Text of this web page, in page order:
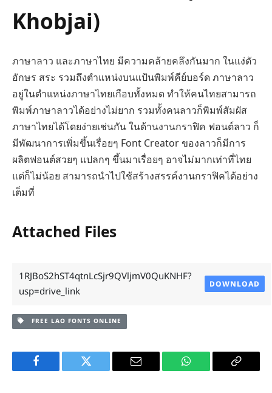
Khobjai)
ภาษาลาว และภาษาไทย มีความคล้ายคลึงกันมาก ในแง่ตัว
อักษร สระ รวมถึงตำแหน่งบนแป้นพิมพ์คีย์บอร์ด ภาษาลาว
อยู่ในตำแหน่งภาษาไทยเกือบทั้งหมด ทำให้คนไทยสามารถ
พิมพ์ภาษาลาวได้อย่างไม่ยาก รวมทั้งคนลาวก็พิมพ์สัมผัส
ภาษาไทยได้โดยง่ายเช่นกัน ในด้านงานกราฟิค ฟอนต์ลาว ก็
มีพัฒนาการเพิ่มขึ้นเรื่อยๆ Font Creator ของลาวก็มีการ
ผลิตฟอนต์สวยๆ แปลกๆ ขึ้นมาเรื่อยๆ อาจไม่มากเท่าที่ไทย
แต่ก็ไม่น้อย สามารถนำไปใช้สร้างสรรค์งานกราฟิคได้อย่าง
เต็มที่
Attached Files
1RJBoS2hST4qtnLcSjr9QVljmV0QuKNHF?
usp=drive_link
DOWNLOAD
FREE LAO FONTS ONLINE
Facebook Twitter Email WhatsApp Copy